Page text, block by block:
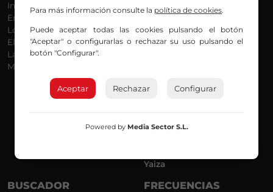
Informativos
En Ruta
Locos por la Música
El Supermadrugador
La Mañana de Radio Nervión
Más Madrugada
Eva Argote
Endika
Iker
Iñigo
Joseba
Mar y Cielo
Miguel Ángel
Yaiza
BUSCADOR FRECUENCIAS
Para más información consulte la política de cookies.
Puede aceptar todas las cookies pulsando el botón
"Aceptar" o configurarlas o rechazar su uso pulsando el
botón "Configurar".
Aceptar Rechazar Configurar
Powered by Media Sector S.L.